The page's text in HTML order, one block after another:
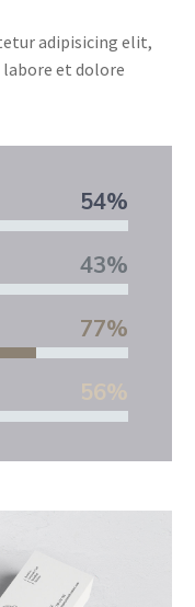
adipisicing elit,
et dolore
54%
43%
77%
56%